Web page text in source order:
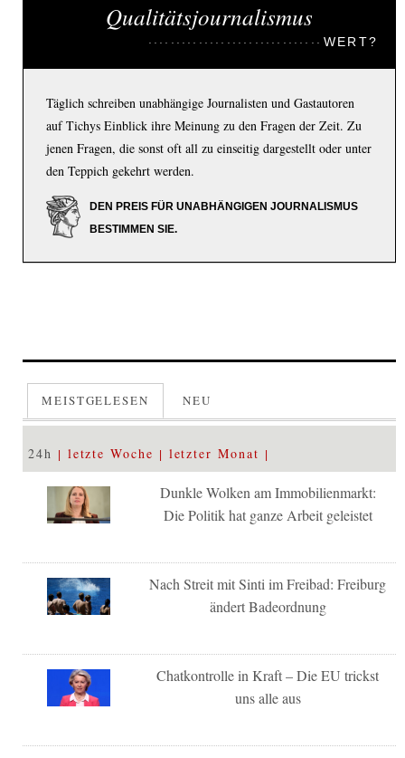
Qualitätsjournalismus
WERT?
Täglich schreiben unabhängige Journalisten und Gastautoren
auf Tichys Einblick ihre Meinung zu den Fragen der Zeit. Zu
jenen Fragen, die sonst oft all zu einseitig dargestellt oder unter
den Teppich gekehrt werden.
DEN PREIS FÜR UNABHÄNGIGEN JOURNALISMUS
BESTIMMEN SIE.
MEISTGELESEN NEU
24h letzte Woche letzter Monat
Dunkle Wolken am Immobilienmarkt:
Die Politik hat ganze Arbeit geleistet
Nach Streit mit Sinti im Freibad: Freiburg
ändert Badeordnung
Chatkontrolle in Kraft – Die EU trickst
uns alle aus